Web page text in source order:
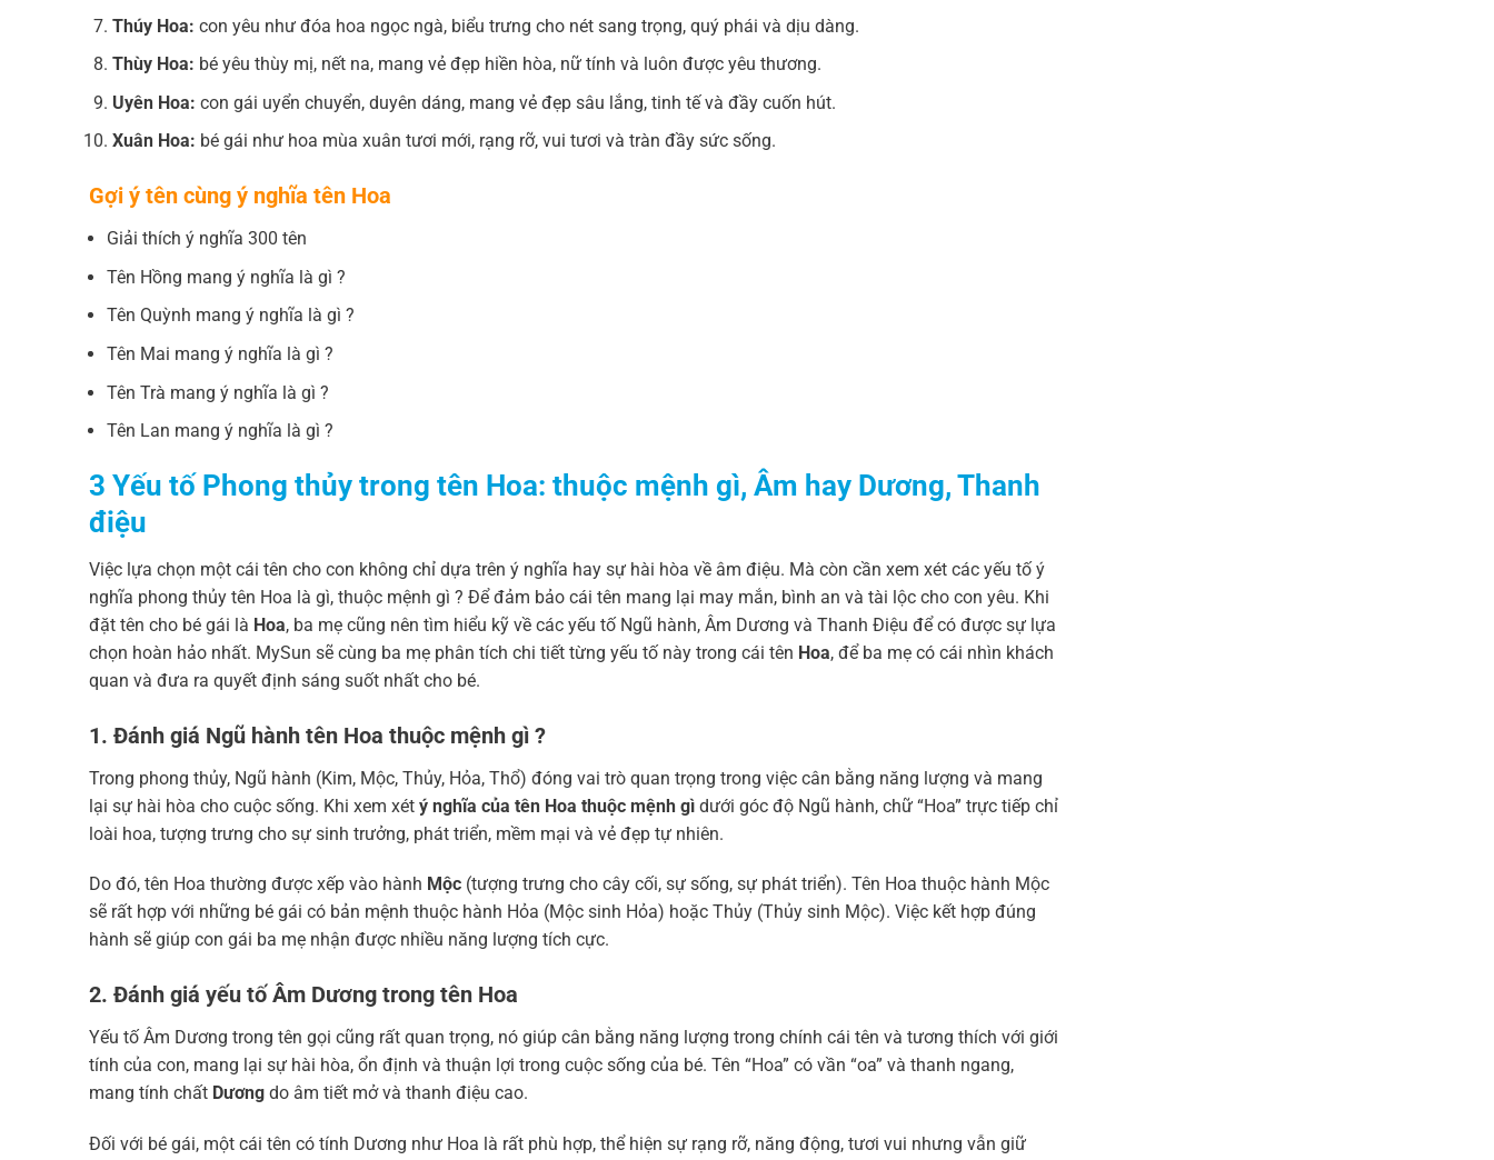
Thúy Hoa: con yêu như đóa hoa ngọc ngà, biểu trưng cho nét sang trọng, quý phái và dịu dàng.
Thùy Hoa: bé yêu thùy mị, nết na, mang vẻ đẹp hiền hòa, nữ tính và luôn được yêu thương.
Uyên Hoa: con gái uyển chuyển, duyên dáng, mang vẻ đẹp sâu lắng, tinh tế và đầy cuốn hút.
Xuân Hoa: bé gái như hoa mùa xuân tươi mới, rạng rỡ, vui tươi và tràn đầy sức sống.
Gợi ý tên cùng ý nghĩa tên Hoa
Giải thích ý nghĩa 300 tên
Tên Hồng mang ý nghĩa là gì ?
Tên Quỳnh mang ý nghĩa là gì ?
Tên Mai mang ý nghĩa là gì ?
Tên Trà mang ý nghĩa là gì ?
Tên Lan mang ý nghĩa là gì ?
3 Yếu tố Phong thủy trong tên Hoa: thuộc mệnh gì, Âm hay Dương, Thanh
điệu
Việc lựa chọn một cái tên cho con không chỉ dựa trên ý nghĩa hay sự hài hòa về âm điệu. Mà còn cần xem xét các yếu tố ý
nghĩa phong thủy tên Hoa là gì, thuộc mệnh gì ? Để đảm bảo cái tên mang lại may mắn, bình an và tài lộc cho con yêu. Khi
đặt tên cho bé gái là Hoa, ba mẹ cũng nên tìm hiểu kỹ về các yếu tố Ngũ hành, Âm Dương và Thanh Điệu để có được sự lựa
chọn hoàn hảo nhất. MySun sẽ cùng ba mẹ phân tích chi tiết từng yếu tố này trong cái tên Hoa, để ba mẹ có cái nhìn khách
quan và đưa ra quyết định sáng suốt nhất cho bé.
1. Đánh giá Ngũ hành tên Hoa thuộc mệnh gì ?
Trong phong thủy, Ngũ hành (Kim, Mộc, Thủy, Hỏa, Thổ) đóng vai trò quan trọng trong việc cân bằng năng lượng và mang
lại sự hài hòa cho cuộc sống. Khi xem xét ý nghĩa của tên Hoa thuộc mệnh gì dưới góc độ Ngũ hành, chữ “Hoa” trực tiếp chỉ
loài hoa, tượng trưng cho sự sinh trưởng, phát triển, mềm mại và vẻ đẹp tự nhiên.
Do đó, tên Hoa thường được xếp vào hành Mộc (tượng trưng cho cây cối, sự sống, sự phát triển). Tên Hoa thuộc hành Mộc
sẽ rất hợp với những bé gái có bản mệnh thuộc hành Hỏa (Mộc sinh Hỏa) hoặc Thủy (Thủy sinh Mộc). Việc kết hợp đúng
hành sẽ giúp con gái ba mẹ nhận được nhiều năng lượng tích cực.
2. Đánh giá yếu tố Âm Dương trong tên Hoa
Yếu tố Âm Dương trong tên gọi cũng rất quan trọng, nó giúp cân bằng năng lượng trong chính cái tên và tương thích với giới
tính của con, mang lại sự hài hòa, ổn định và thuận lợi trong cuộc sống của bé. Tên “Hoa” có vần “oa” và thanh ngang,
mang tính chất Dương do âm tiết mở và thanh điệu cao.
Đối với bé gái, một cái tên có tính Dương như Hoa là rất phù hợp, thể hiện sự rạng rỡ, năng động, tươi vui nhưng vẫn giữ